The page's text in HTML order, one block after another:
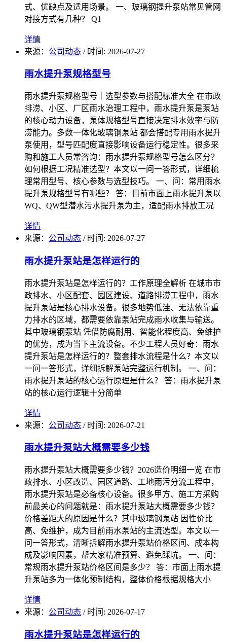
式、优缺点及适用场景。 一、玻璃钢提升泵站常见管网
对接方式有几种？ Q1
详情
来源： 公司动态 / 时间: 2026-07-27
雨水提升泵规格型号
雨水提升泵规格型号｜选型参数与搭配标准大全 在市政
排涝、小区、厂区雨水治理工程中，雨水提升泵是泵站
的核心动力设备，泵体规格型号直接决定排水效率与防
涝能力。多数一体化玻璃钢泵站 都会搭配专用雨水提升
泵使用，型号匹配度直接影响设备运行稳定性。很多采
购和施工人员常咨询：雨水提升泵规格型号怎么区分？
如何根据工况精准选型？本文以一问一答形式，详细梳
理常用型号、核心参数与选型技巧。 一、问：常用雨水
提升泵规格型号有哪些？ 答：目前市面上雨水提升泵以
WQ、QW型潜水污水提升泵为主，适配雨水排放工况
详情
来源： 公司动态 / 时间: 2026-07-27
雨水提升泵站是怎样运行的
雨水提升泵站是怎样运行的？工作原理全解析 在城市市
政排水、小区配套、园区建设、道路排涝工程中，雨水
提升泵站是核心排水设备。很多地势低洼、无法依靠重
力排水的区域，都需要依靠泵站完成雨水收集与输送。
其中玻璃钢泵站 凭借防腐耐用、智能化程度高、免维护
的优势，成为当下主流设备。不少工程人员好奇：雨水
提升泵站是怎样运行的？整套排水流程是什么？本文以
一问一答形式，详细拆解泵站完整运行机制。 一、问：
雨水提升泵站的核心运行原理是什么？ 答：雨水提升泵
站的核心运行逻辑十分简单
详情
来源： 公司动态 / 时间: 2026-07-21
雨水提升泵站大概需要多少钱
雨水提升泵站大概需要多少钱？2026造价明细一览 在市
政排水、小区改造、园区道路、工地雨污分流工程中，
雨水提升泵站是必备核心设备。很多甲方、施工方采购
前最关心的问题就是：雨水提升泵站大概需要多少钱？
价格差距大的原因是什么？其中玻璃钢泵站 因性价比
高、免维护，成为目前雨水泵站的主流选型。本文以一
问一答形式，清晰拆解雨水提升泵站价格区间、成本构
成及影响因素，帮大家精准预算、避免踩坑。 一、问：
常规雨水提升泵站价格区间是多少？ 答：市面上雨水提
升泵站多为一体化预制结构，整体价格根据规格大小
详情
来源： 公司动态 / 时间: 2026-07-17
雨水提升泵站是怎样运行的